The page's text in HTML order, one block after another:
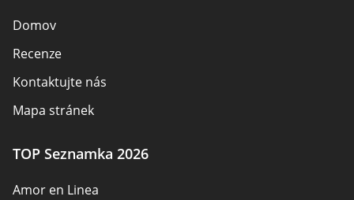
Domov
Recenze
Kontaktujte nás
Mapa stránek
TOP Seznamka 2026
Amor en Linea